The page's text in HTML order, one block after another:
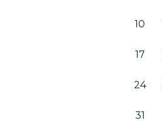
10
17
24
31